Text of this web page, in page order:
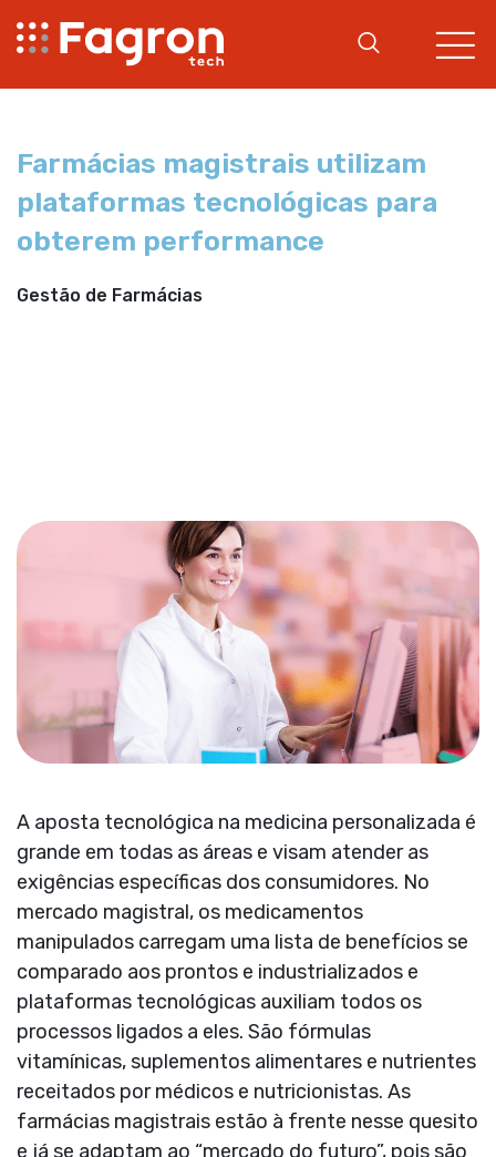
Farmácias magistrais utilizam
plataformas tecnológicas para
obterem performance
Gestão de Farmácias
A aposta tecnológica na medicina personalizada é
grande em todas as áreas e visam atender as
exigências específicas dos consumidores. No
mercado magistral, os medicamentos
manipulados carregam uma lista de benefícios se
comparado aos prontos e industrializados e
plataformas tecnológicas auxiliam todos os
processos ligados a eles. São fórmulas
vitamínicas, suplementos alimentares e nutrientes
receitados por médicos e nutricionistas. As
farmácias magistrais estão à frente nesse quesito
e já se adaptam ao “mercado do futuro”, pois são